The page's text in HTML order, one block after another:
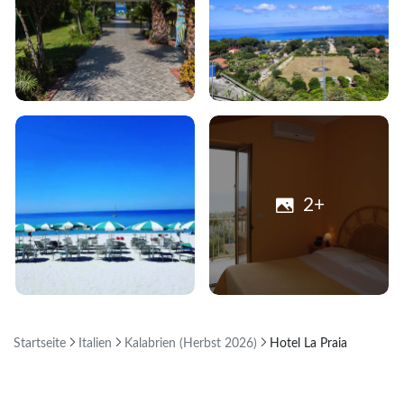
2+
Startseite Italien Kalabrien (Herbst 2026) Hotel La Praia